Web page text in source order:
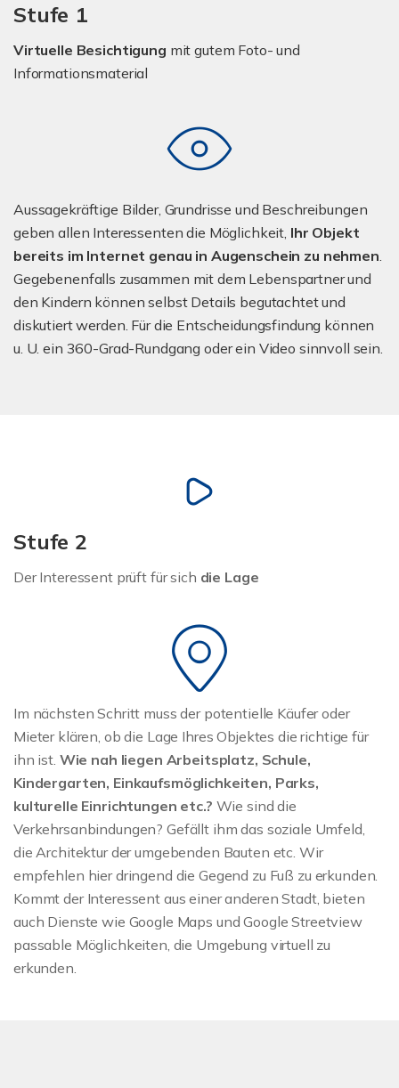
Stufe 1
Virtuelle Besichtigung mit gutem Foto- und
Informationsmaterial
Aussagekräftige Bilder, Grundrisse und Beschreibungen
geben allen Interessenten die Möglichkeit, Ihr Objekt
bereits im Internet genau in Augenschein zu nehmen.
Gegebenenfalls zusammen mit dem Lebenspartner und
den Kindern können selbst Details begutachtet und
diskutiert werden. Für die Entscheidungsfindung können
u. U. ein 360-Grad-Rundgang oder ein Video sinnvoll sein.
Stufe 2
Der Interessent prüft für sich die Lage
Im nächsten Schritt muss der potentielle Käufer oder
Mieter klären, ob die Lage Ihres Objektes die richtige für
ihn ist. Wie nah liegen Arbeitsplatz, Schule,
Kindergarten, Einkaufsmöglichkeiten, Parks,
kulturelle Einrichtungen etc.? Wie sind die
Verkehrsanbindungen? Gefällt ihm das soziale Umfeld,
die Architektur der umgebenden Bauten etc. Wir
empfehlen hier dringend die Gegend zu Fuß zu erkunden.
Kommt der Interessent aus einer anderen Stadt, bieten
auch Dienste wie Google Maps und Google Streetview
passable Möglichkeiten, die Umgebung virtuell zu
erkunden.